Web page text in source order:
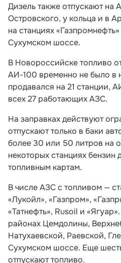
Дизель также отпускают на
Островского, у кольца и в
на станциях
Сухумском шоссе.
В Новороссийске топливо
АИ-100 временно не было в
продавался на 21 станции,
всех 27 работающих АЗС.
На заправках действуют
отпускают только в баки
более 30 или 50 литров на
некоторых станциях бензин
топливным картам.
В числе АЗС с топливом —
«Лукойл», «Газпром»,
«Татнефть», Rusoil и
районах Цемдолины,
Натухаевской, Раевской,
Сухумском шоссе. Еще
отпускают топливо.